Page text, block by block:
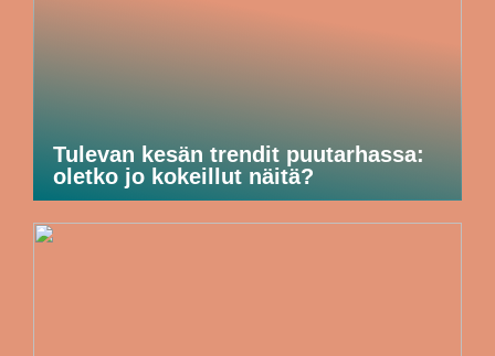
Tulevan kesän trendit puutarhassa:
oletko jo kokeillut näitä?